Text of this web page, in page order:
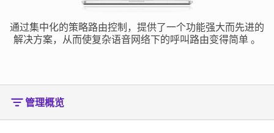
Stay in the loop
通过集中化的策略路由控制，提供了一个功能强大而先进的
解决方案，从而使复杂语音网络下的呼叫路由变得简单 。
管理概览